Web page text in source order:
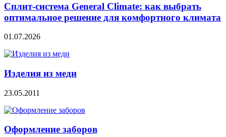
Сплит‑система General Climate: как выбрать
оптимальное решение для комфортного климата
01.07.2026
Изделия из меди
23.05.2011
Оформление заборов